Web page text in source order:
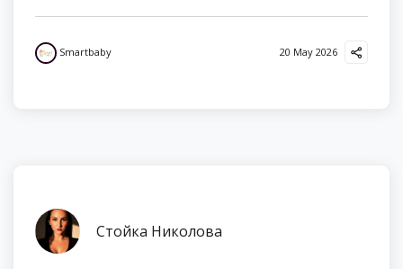
Smartbaby 20 May 2026
Стойка Николова